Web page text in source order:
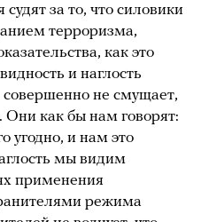
за то, что силовики
терроризма,
как это
и наглость
не смущает,
Они как бы нам говорят:
угодно, и нам это
мы видим
применения
режима